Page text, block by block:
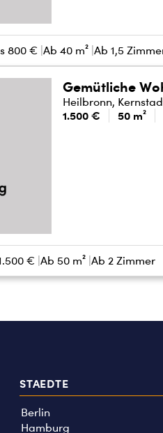
800 € Ab 40 m² Ab 1,5
Gemütliche
Heilbronn,
1.500 € 50 m²
€ Ab 50 m² Ab 2 Zimmer
STAEDTE
Berlin
Hamburg